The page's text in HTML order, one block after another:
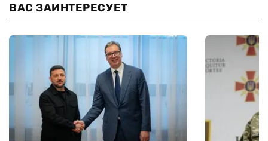
ВАС ЗАИНТЕРЕСУЕТ